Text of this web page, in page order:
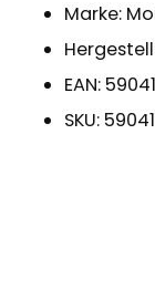
Marke:
EAN:
SKU: